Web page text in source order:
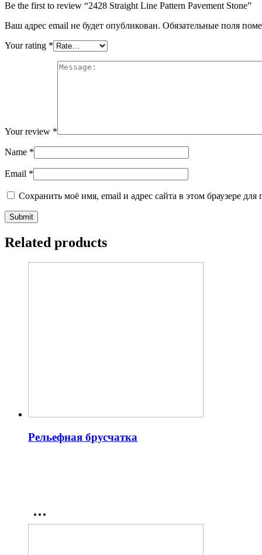
Be the first to review “2428 Straight Line Pattern Pavement Stone”
Ваш адрес email не будет опубликован. Обязательные поля
Your rating *
Your review *
Name *
Email *
Сохранить моё имя, email и адрес сайта в этом браузере
Related products
Рельефная брусчатка